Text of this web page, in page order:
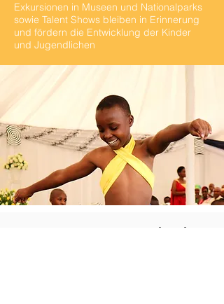
Exkursionen in Museen und Nationalparks
sowie Talent Shows bleiben in Erinnerung
und fördern die Entwicklung der Kinder
und Jugendlichen
Unsere Partnerorganisation